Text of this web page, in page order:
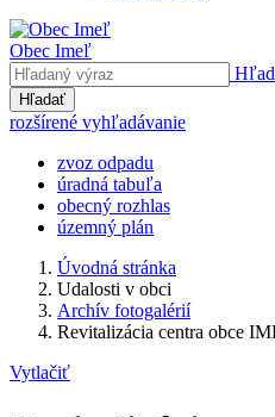
Obec Imeľ
Hľadať
rozšírené vyhľadávanie
zvoz odpadu
úradná tabuľa
obecný rozhlas
územný plán
Úvodná stránka
Udalosti v obci
Archív fotogalérií
Revitalizácia centra obce
Vytlačiť